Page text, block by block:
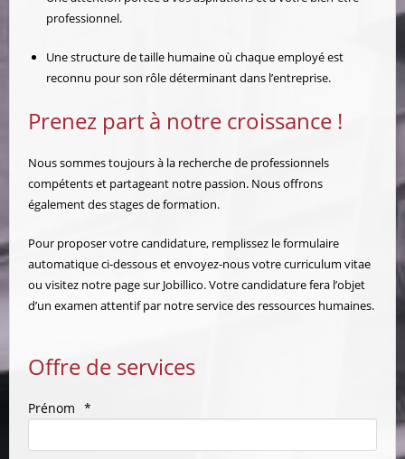
professionnel.
Une structure de taille humaine où chaque employé est
reconnu pour son rôle déterminant dans l’entreprise.
Prenez part à notre croissance !
Nous sommes toujours à la recherche de professionnels
compétents et partageant notre passion. Nous offrons
également des stages de formation.
Pour proposer votre candidature, remplissez le formulaire
automatique ci-dessous et envoyez-nous votre curriculum vitae
ou visitez notre page sur Jobillico. Votre candidature fera l’objet
d’un examen attentif par notre service des ressources humaines.
Offre de services
Prénom *